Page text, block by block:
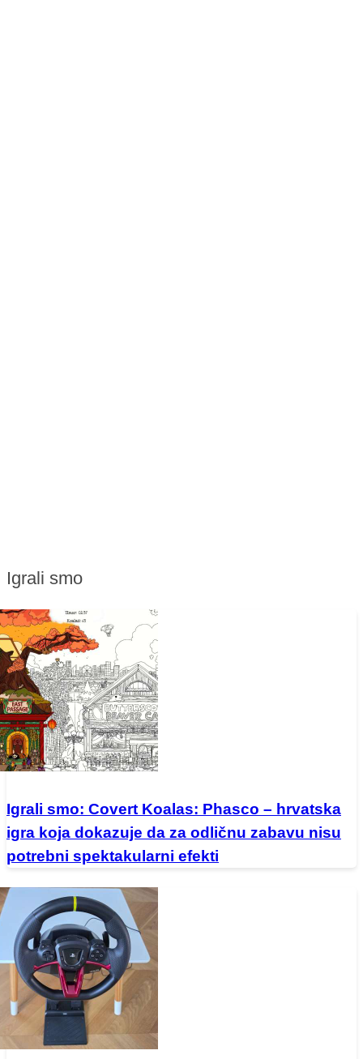
Igrali smo
Igrali smo: Covert Koalas: Phasco – hrvatska
igra koja dokazuje da za odličnu zabavu nisu
potrebni spektakularni efekti